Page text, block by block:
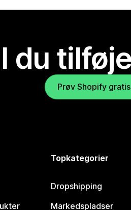
du
Prøv Shopify
Topkategorier
Dropshipping
Markedspladser